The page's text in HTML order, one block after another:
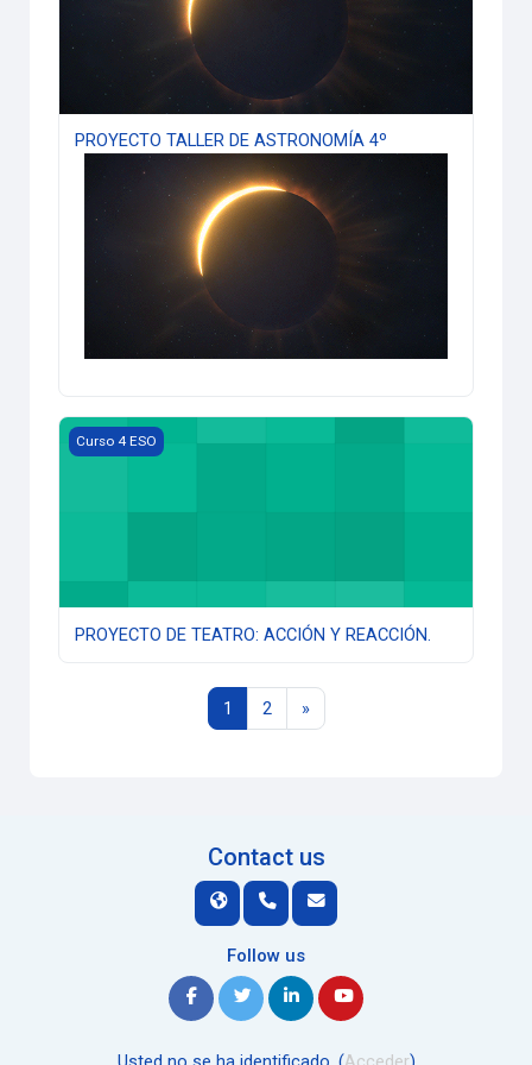
PROYECTO TALLER DE ASTRONOMÍA 4º
PROYECTO DE TEATRO: ACCIÓN Y REACCIÓN.
Curso 4 ESO
PROYECTO DE TEATRO: ACCIÓN Y REACCIÓN.
1 Página 1
2Página 2
»Siguiente página
Contact us
Follow us